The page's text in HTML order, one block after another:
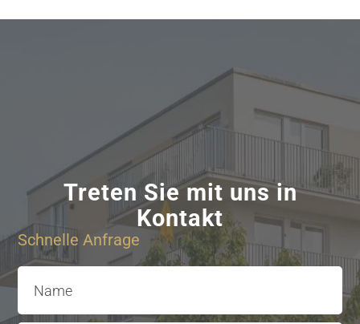
Treten Sie mit uns in
Kontakt
Schnelle Anfrage
Name